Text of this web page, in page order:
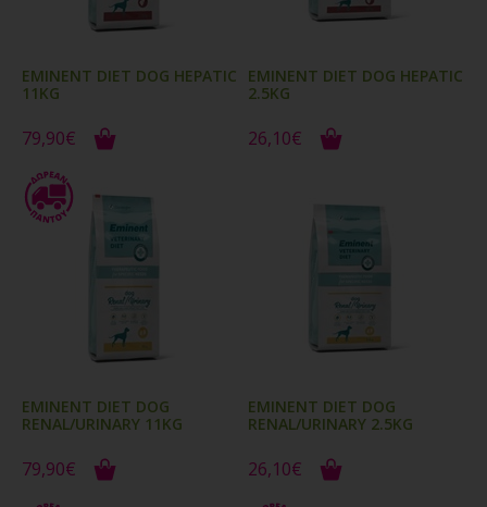
EMINENT DIET DOG HEPATIC
11KG
79,90€
EMINENT DIET DOG HEPATIC
2.5KG
26,10€
EMINENT DIET DOG
RENAL/URINARY 11KG
79,90€
EMINENT DIET DOG
RENAL/URINARY 2.5KG
26,10€